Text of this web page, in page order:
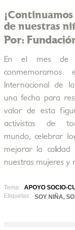
de nuestras
Por:
En el mes de
conmemoramos
Internacional de
una fecha para
valor de esta
activistas de
mundo, celebrar
mejorar la
nuestras mujeres y
Tema:
APOYO SOCIO-
Etiquetas:
SOY NIÑA,